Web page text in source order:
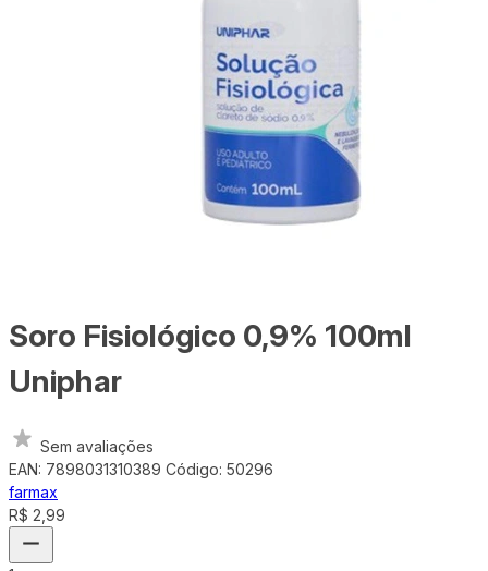
Soro Fisiológico 0,9% 100ml
Uniphar
Sem avaliações
EAN: 7898031310389 Código: 50296
farmax
R$ 2,99